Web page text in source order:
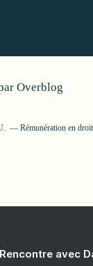
Overblog
Rémunération en
avec